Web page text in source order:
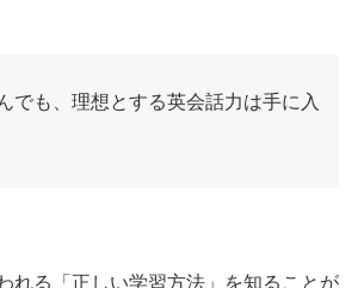
でも、理想とする英会話力は手に入
れる「正しい学習方法」を知ることが